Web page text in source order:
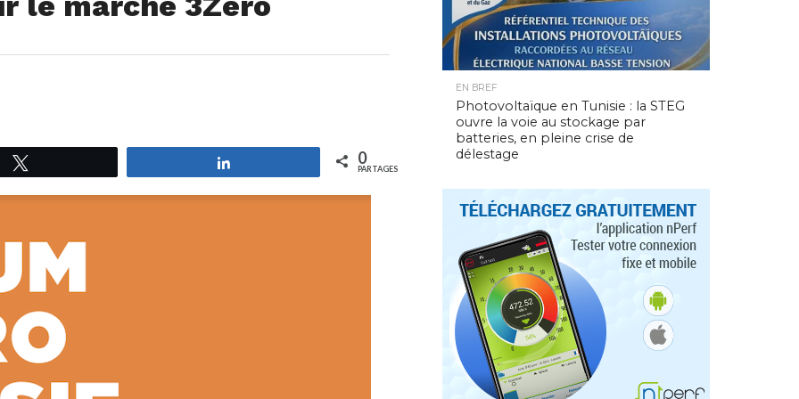
0
PARTAGES
EN BREF
Photovoltaïque en Tunisie : la STEG
ouvre la voie au stockage par
batteries, en pleine crise de
délestage